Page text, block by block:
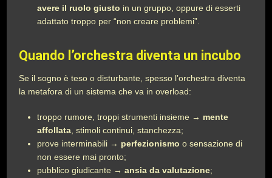
avere il ruolo giusto in un gruppo, oppure di esserti
adattato troppo per “non creare problemi”.
Quando l’orchestra diventa un incubo
Se il sogno è teso o disturbante, spesso l’orchestra diventa
la metafora di un sistema che va in overload:
troppo rumore, troppi strumenti insieme → mente
affollata , stimoli continui, stanchezza;
prove interminabili → perfezionismo o sensazione di
non essere mai pronto;
pubblico giudicante →ansia da valutazione;